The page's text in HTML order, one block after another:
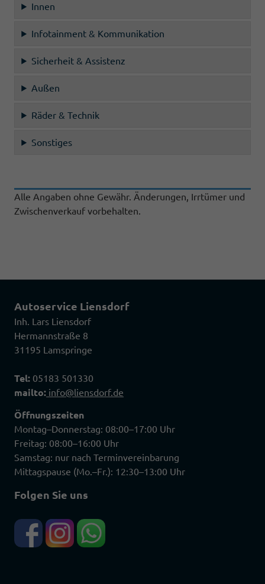
Innen
Infotainment & Kommunikation
Sicherheit & Assistenz
Außen
Räder & Technik
Sonstiges
Alle Angaben ohne Gewähr. Änderungen, Irrtümer und
Zwischenverkauf vorbehalten.
Autoservice Liensdorf
Inh. Lars Liensdorf
Hermannstraße 8
31195 Lamspringe
Tel: 05183 501330
mailto: info@liensdorf.de
Öffnungszeiten
Montag–Donnerstag: 08:00–17:00 Uhr
Freitag: 08:00–16:00 Uhr
Samstag: nur nach Terminvereinbarung
Mittagspause (Mo.–Fr.): 12:30–13:00 Uhr
Folgen Sie uns